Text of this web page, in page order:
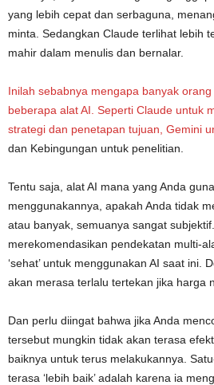
yang lebih cepat dan serbaguna,
minta. Sedangkan Claude terlihat lebih
mahir dalam menulis dan bernalar.
Inilah sebabnya mengapa banyak
beberapa alat AI. Seperti Claude untuk
strategi dan penetapan tujuan, Gemini
dan Kebingungan untuk penelitian.
Tentu saja, alat AI mana yang Anda
menggunakannya, apakah Anda tidak
atau banyak, semuanya sangat
merekomendasikan pendekatan multi-
‘sehat’ untuk menggunakan AI saat ini.
akan merasa terlalu tertekan jika harga
Dan perlu diingat bahwa jika Anda
tersebut mungkin tidak akan terasa
baiknya untuk terus melakukannya.
terasa ‘lebih baik’ adalah karena ia